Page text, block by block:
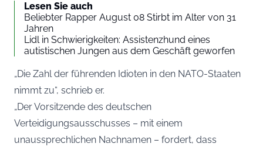
Lesen Sie auch
Beliebter Rapper August 08 Stirbt im Alter von 31
Jahren
Lidl in Schwierigkeiten: Assistenzhund eines
autistischen Jungen aus dem Geschäft geworfen
„Die Zahl der führenden Idioten in den NATO-Staaten
nimmt zu“, schrieb er.
„Der Vorsitzende des deutschen
Verteidigungsausschusses – mit einem
unaussprechlichen Nachnamen – fordert, dass